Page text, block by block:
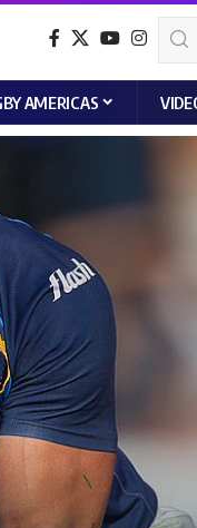
AMERICAS